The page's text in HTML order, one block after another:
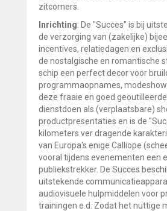
zitcorners.
Inrichting: De "Succes" is bij
de verzorging van (zakelijke)
incentives, relatiedagen en
de nostalgische en romantische
schip een perfect decor voor
programmaopnames,
deze fraaie en goed
dienstdoen als (verplaatsbare)
productpresentaties en is de
kilometers ver dragende
van Europa's enige Calliope
vooral tijdens evenementen een
publiekstrekker. De Succes
uitstekende
audiovisuele hulpmiddelen voor
trainingen e.d. Zodat het nuttige